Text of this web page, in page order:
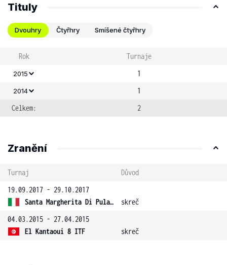
Tituly
Dvouhry Čtyřhry Smíšené čtyřhry
Rok Turnaje
2015 1
2014
1
Celkem:
2
Zranění
Turnaj
Důvod
19.09.2017 - 29.10.2017
Santa Margherita Di Pula 12 ITF
skreč
04.03.2015 - 27.04.2015
El Kantaoui 8 ITF
skreč